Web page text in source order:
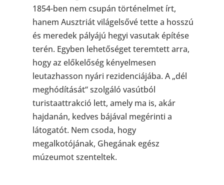
1854-ben nem csupán történelmet írt,
hanem Ausztriát világelsővé tette a hosszú
és meredek pályájú hegyi vasutak építése
terén. Egyben lehetőséget teremtett arra,
hogy az előkelőség kényelmesen
leutazhasson nyári rezidenciájába. A „dél
meghódítását“ szolgáló vasútból
turistaattrakció lett, amely ma is, akár
hajdanán, kedves bájával megérinti a
látogatót. Nem csoda, hogy
megalkotójának, Ghegának egész
múzeumot szenteltek.